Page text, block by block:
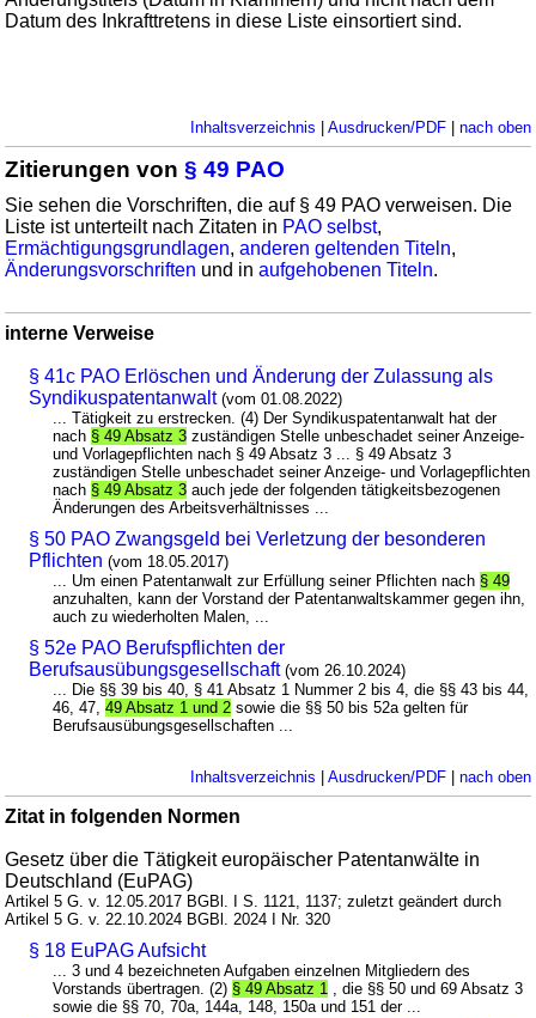
Datum des Inkrafttretens in diese Liste einsortiert sind.
Inhaltsverzeichnis Ausdrucken/PDF| nach oben
Zitierungen von§ 49 PAO
Sie sehen die Vorschriften, die auf § 49 PAO verweisen. Die
Liste ist unterteilt nach Zitaten in PAO selbst,
Ermächtigungsgrundlagen,anderen geltenden Titeln,
Änderungsvorschriften und inaufgehobenen Titeln.
interne Verweise
§ 41c PAO Erlöschen und Änderung der Zulassung als
Syndikuspatentanwalt (vom 01.08.2022)
... Tätigkeit zu erstrecken. (4) Der Syndikuspatentanwalt hat der
nach § 49 Absatz 3 zuständigen Stelle unbeschadet seiner Anzeige-
und Vorlagepflichten nach § 49 Absatz 3 ... § 49 Absatz 3
zuständigen Stelle unbeschadet seiner Anzeige- und Vorlagepflichten
nach § 49 Absatz 3 auch jede der folgenden tätigkeitsbezogenen
Änderungen des Arbeitsverhältnisses ...
§ 50 PAO Zwangsgeld bei Verletzung der besonderen
Pflichten (vom 18.05.2017)
... Um einen Patentanwalt zur Erfüllung seiner Pflichten nach § 49
anzuhalten, kann der Vorstand der Patentanwaltskammer gegen ihn,
auch zu wiederholten Malen, ...
§ 52e PAO Berufspflichten der
Berufsausübungsgesellschaft (vom 26.10.2024)
... Die §§ 39 bis 40, § 41 Absatz 1 Nummer 2 bis 4, die §§ 43 bis 44,
46, 47,49 Absatz 1 und 2 sowie die §§ 50 bis 52a gelten für
Berufsausübungsgesellschaften ...
Inhaltsverzeichnis Ausdrucken/PDF| nach oben
Zitat in folgenden Normen
Gesetz über die Tätigkeit europäischer Patentanwälte in
Deutschland (EuPAG)
Artikel 5 G. v. 12.05.2017 BGBl. I S. 1121, 1137; zuletzt geändert durch
Artikel 5 G. v. 22.10.2024 BGBl. 2024 I Nr. 320
§ 18 EuPAG Aufsicht
... 3 und 4 bezeichneten Aufgaben einzelnen Mitgliedern des
Vorstands übertragen. (2) § 49 Absatz 1 , die §§ 50 und 69 Absatz 3
sowie die §§ 70, 70a, 144a, 148, 150a und 151 der ...